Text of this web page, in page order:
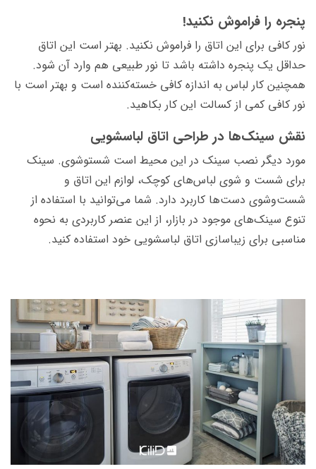
پنجره را فراموش نکنید!
نور کافی برای این اتاق را فراموش نکنید. بهتر است این اتاق
حداقل یک پنجره داشته باشد تا نور طبیعی هم وارد آن شود.
همچنین کار لباس به اندازه کافی خسته‌کننده است و بهتر است با
نور کافی کمی از کسالت این کار بکاهید.
نقش سینک‌ها در طراحی اتاق لباسشویی
مورد دیگر نصب سینک در این محیط است شست­وشوی. سینک
برای شست و شوی لبا‌س‌­های کوچک، لوازم این اتاق و
شست‌وشوی دست‌­ها کاربرد دارد. شما می‌توانید با استفاده از
تنوع سینک‌­های موجود در بازار، از این عنصر کاربردی به نحوه
مناسبی برای زیباسازی اتاق لباسشویی خود استفاده کنید.